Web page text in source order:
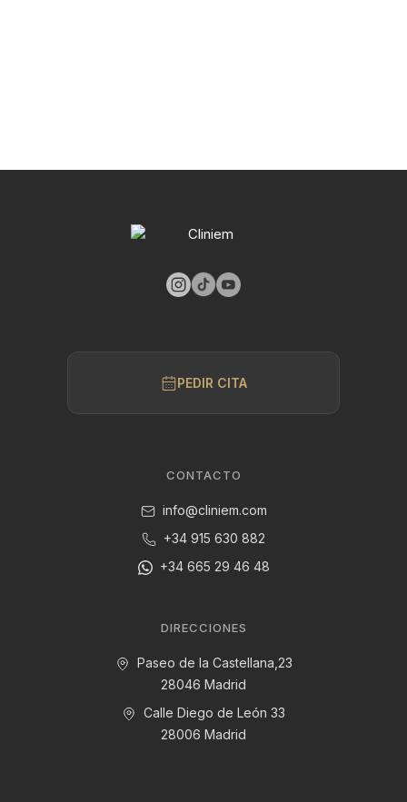
PEDIR CITA
CONTACTO
info@cliniem.com
+34 915 630 882
+34 665 29 46 48
DIRECCIONES
Paseo de la Castellana,23
28046 Madrid
Calle Diego de León 33
28006 Madrid